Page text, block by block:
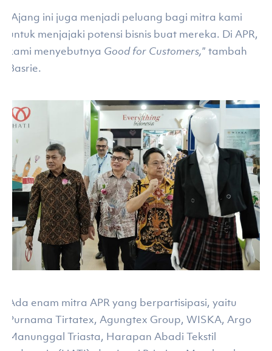
“Ajang ini juga menjadi peluang bagi mitra kami
untuk menjajaki potensi bisnis buat mereka. Di APR,
kami menyebutnya Good for Customers,” tambah
Basrie.
Ada enam mitra APR yang berpartisipasi, yaitu
Purnama Tirtatex, Agungtex Group, WISKA, Argo
Manunggal Triasta, Harapan Abadi Tekstil